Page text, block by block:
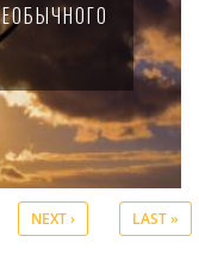
NEXT › LAST »